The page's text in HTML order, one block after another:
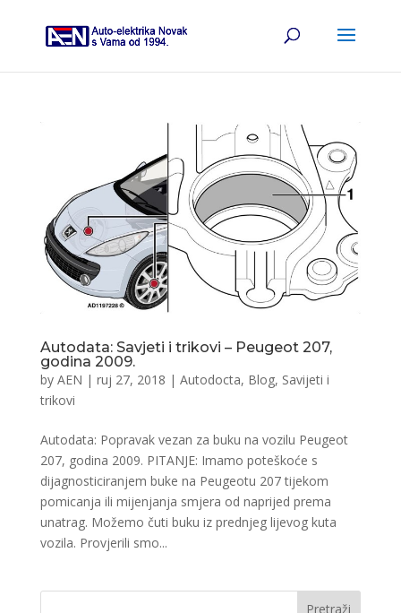
Autodata: Savjeti i trikovi – Peugeot 207,
godina 2009.
by AEN | ruj 27, 2018 | Autodocta, Blog, Savijeti i
trikovi
Autodata: Popravak vezan za buku na vozilu Peugeot
207, godina 2009. PITANJE: Imamo poteškoće s
dijagnosticiranjem buke na Peugeotu 207 tijekom
pomicanja ili mijenjanja smjera od naprijed prema
unatrag. Možemo čuti buku iz prednjeg lijevog kuta
vozila. Provjerili smo...